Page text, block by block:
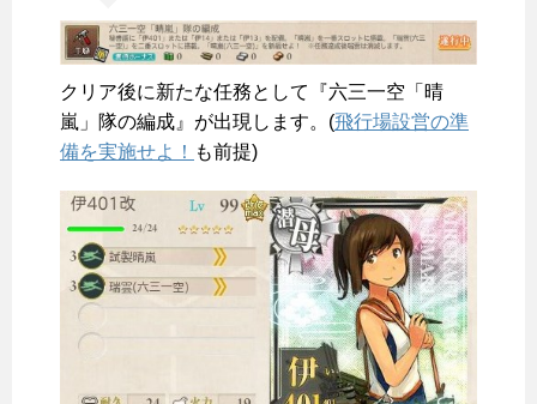
クリア後に新たな任務として『六三一空「晴
嵐」隊の編成』が出現します。(飛行場設営の準
備を実施せよ！ も前提)